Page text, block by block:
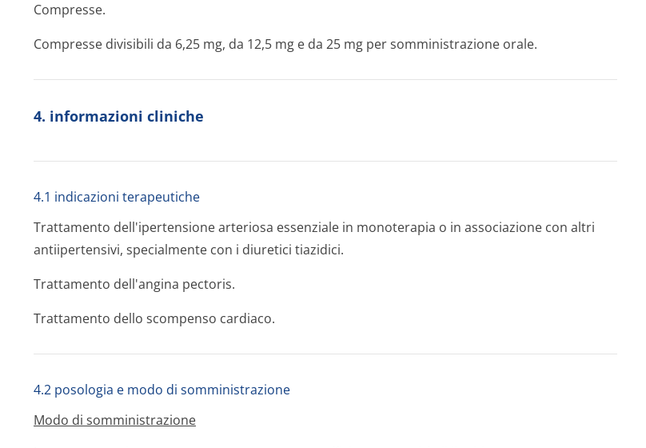
Compresse.
Compresse divisibili da 6,25 mg, da 12,5 mg e da 25 mg per somministrazi­one orale.
4. informazioni cliniche
4.1 indicazioni terapeutiche
Trattamento dell'ipertensione arteriosa essenziale in monoterapia o in associazione con altri
antiipertensivi, specialmente con i diuretici tiazidici.
Trattamento dell'angina pectoris.
Trattamento dello scompenso cardiaco.
4.2 posologia e modo di somministrazione
Modo di somministrazione